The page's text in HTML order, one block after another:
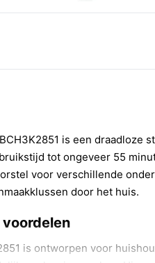
is een draadloze
tot ongeveer 55
voor verschillende
door het huis.
is ontworpen voor